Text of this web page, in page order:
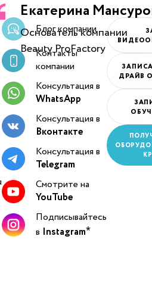
Екатерина
Основатель компании
Beauty ProFactory
Блог компании
Контакты
компании
Консультация в
WhatsApp
Консультация в
Вконтакте
Консультация в
Telegram
Смотрите на
YouTube
Подписывайтесь
в Instagram
ДРАЙВ